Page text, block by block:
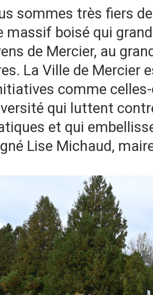
sommes très fiers
massif boisé qui
de Mercier, au
La Ville de Mercier
comme
qui luttent
et qui
Lise Michaud,